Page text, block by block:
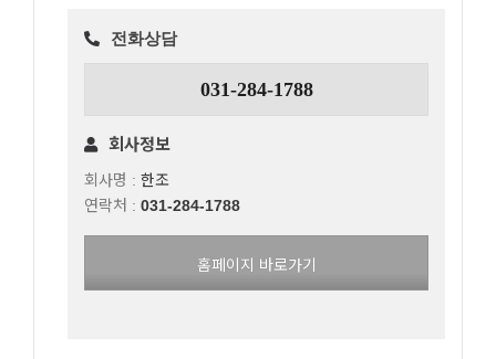
전화상담
031-284-1788
회사정보
회사명 : 한조
연락처 : 031-284-1788
홈페이지 바로가기